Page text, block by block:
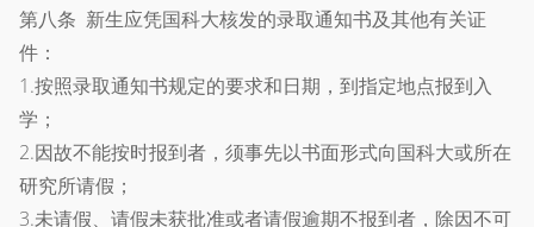
第八条 新生应凭国科大核发的录取通知书及其他有关证
件：
1.按照录取通知书规定的要求和日期，到指定地点报到入
学；
2.因故不能按时报到者，须事先以书面形式向国科大或所在
研究所请假；
3.未请假、请假未获批准或者请假逾期不报到者，除因不可